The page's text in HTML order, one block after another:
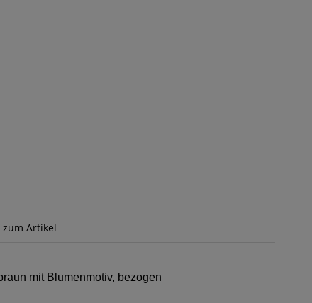
zum Artikel
mit Blumenmotiv, bezogen